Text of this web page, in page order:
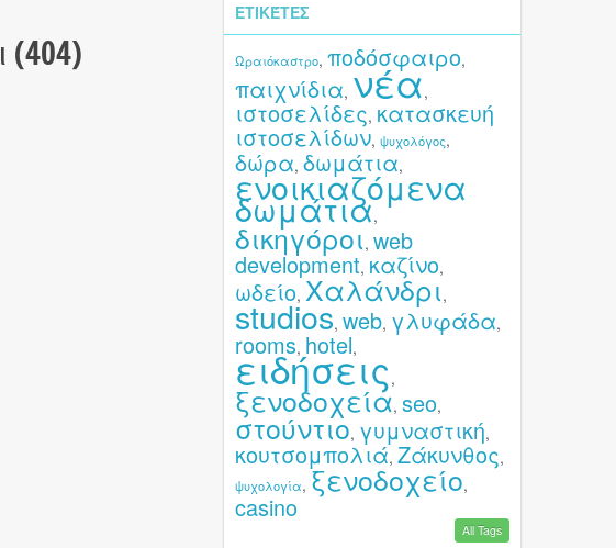
(404)
ΕΤΙΚΈΤΕΣ
Ωραιόκαστρο, ποδόσφαιρο,
παιχνίδια, νέα,
ιστοσελίδες, κατασκευή
ιστοσελίδων, ψυχολόγος,
δώρα, δωμάτια,
ενοικιαζόμενα
δωμάτια,
δικηγόροι, web
development, καζίνο,
ωδείο, Χαλάνδρι,
studios, web, γλυφάδα,
rooms, hotel,
ειδήσεις ,
ξενοδοχεία, seo,
στούντιο, γυμναστική,
κουτσομπολιά, Ζάκυνθος,
ψυχολογία, ξενοδοχείο,
casino
All Tags